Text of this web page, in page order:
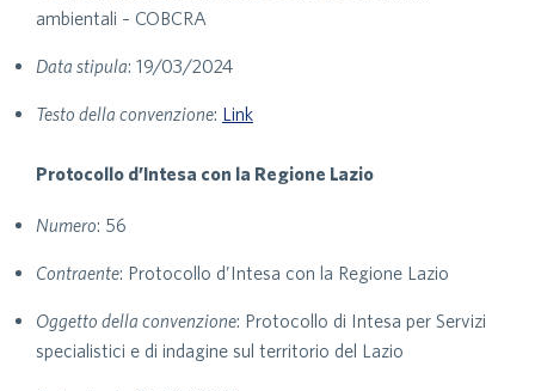
ambientali – COBCRA
Data stipula: 19/03/2024
Testo della convenzione: Link
Protocollo d’Intesa con la Regione Lazio
Numero: 56
Contraente: Protocollo d’Intesa con la Regione Lazio
Oggetto della convenzione: Protocollo di Intesa per Servizi
specialistici e di indagine sul territorio del Lazio